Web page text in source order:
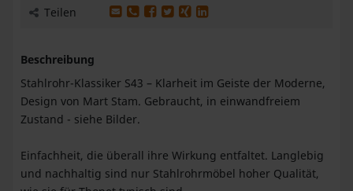
Teilen Produkt per E-Mail weiterleiten
Produkt per WhatsApp weiterleiten
Produkt auf Facebook teilen
Produkt auf X teilen
Produkt auf XING teilen
Produkt auf LinkedIn teilen
Beschreibung
Stahlrohr-Klassiker S43 – Klarheit im Geiste der Moderne,
Design von Mart Stam. Gebraucht, in einwandfreiem
Zustand - siehe Bilder.
Einfachheit, die überall ihre Wirkung entfaltet. Langlebig
und nachhaltig sind nur Stahlrohrmöbel hoher Qualität,